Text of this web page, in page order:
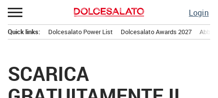
Passa
al
contenuto
Login
principale
Quick links: Dolcesalato Power List Dolcesalato Awards 2027
SCARICA